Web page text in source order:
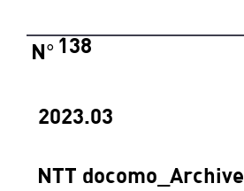
2023.03
NTT docomo_Archive
138
N°